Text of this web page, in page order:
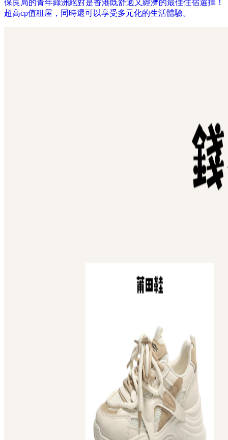
保良局的青年綠洲絕對是香港既舒適又經濟的最佳住宿選擇！
超高cp值租屋，同時還可以享受多元化的生活體驗。